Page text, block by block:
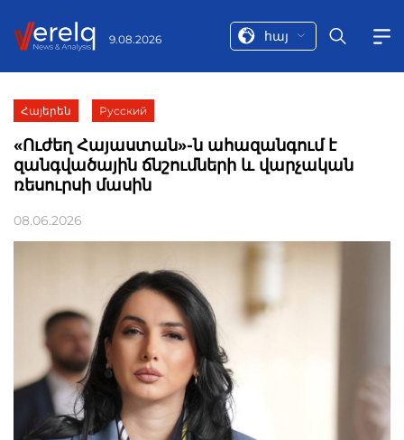
9.08.2026 հայ
Հայերեն Русский
«Ուժեղ Հայաստան»-ն ահազանգում է
զանգվածային ճնշումների և վարչական
ռեսուրսի մասին
08.06.2026